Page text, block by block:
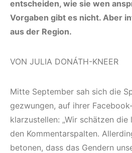
entscheiden, wie sie wen
Vorgaben gibt es nicht. Aber
aus der Region.
VON JULIA DONÁTH-KNEER
Mitte September sah sich die
gezwungen, auf ihrer
klarzustellen: „Wir schätzen
den Kommentarspalten.
betonen, dass das Gendern